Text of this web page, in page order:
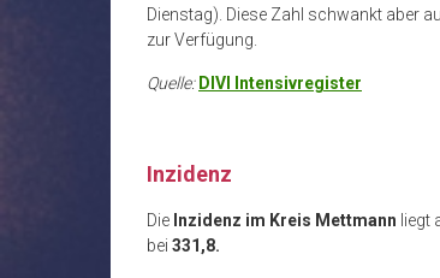
Dienstag). Diese Zahl schwankt aber
zur Verfügung.
Quelle: DIVI Intensivregister
Inzidenz
Die Inzidenz im Kreis Mettmann liegt
bei 331,8.